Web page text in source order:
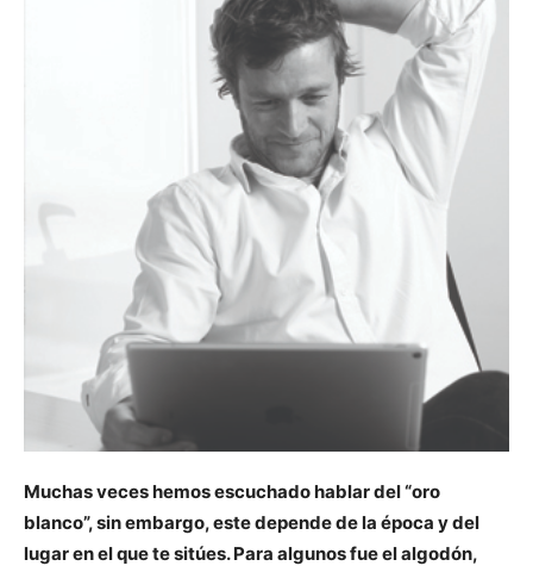
Muchas veces hemos escuchado hablar del “oro
blanco”, sin embargo, este depende de la época y del
lugar en el que te sitúes. Para algunos fue el algodón,